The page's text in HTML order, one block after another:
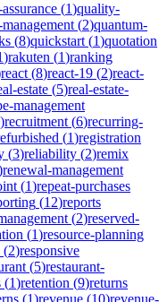
(1)quality-
(2)quantum-
(8)quickstart (1)quotation
)rakuten (1)ranking
react (8)react-19 (2)react-
estate (5)real-estate-
management
)recruitment (6)recurring-
(1)registration
(3)reliability (2)remix
renewal-management
(1)repeat-purchases
(12)reports
(2)reserved-
(1)resource-planning
(2)responsive
(5)restaurant-
(1)retention (9)returns
(1)revenue (10)revenue-